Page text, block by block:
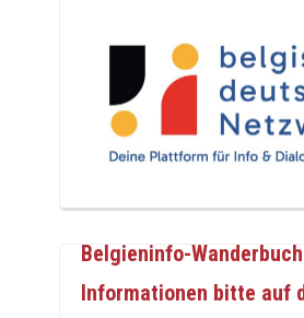
Belgieninfo-
Informationen bitte auf